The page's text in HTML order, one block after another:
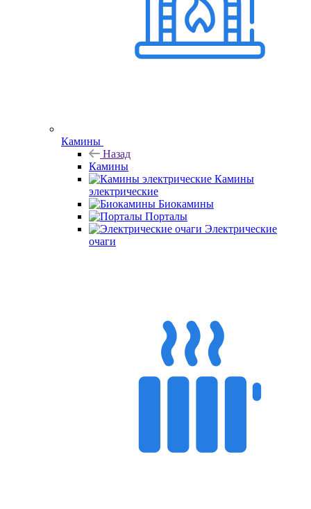
Камины
Назад
Камины
Камины
электрические
Биокамины
Порталы
Электрические
очаги